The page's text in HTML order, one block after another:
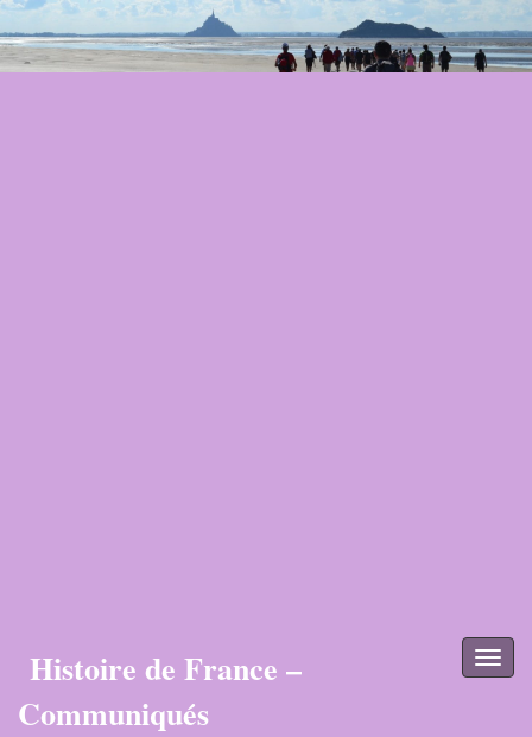
Histoire de France –
Communiqués